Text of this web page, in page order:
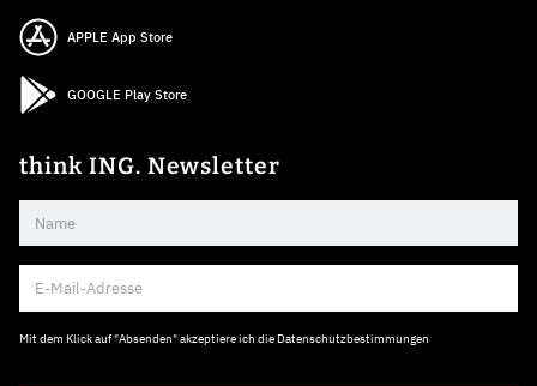
APPLE App Store
GOOGLE Play Store
think ING. Newsletter
Mit dem Klick auf "Absenden" akzeptiere ich die Datenschutzbestimmungen